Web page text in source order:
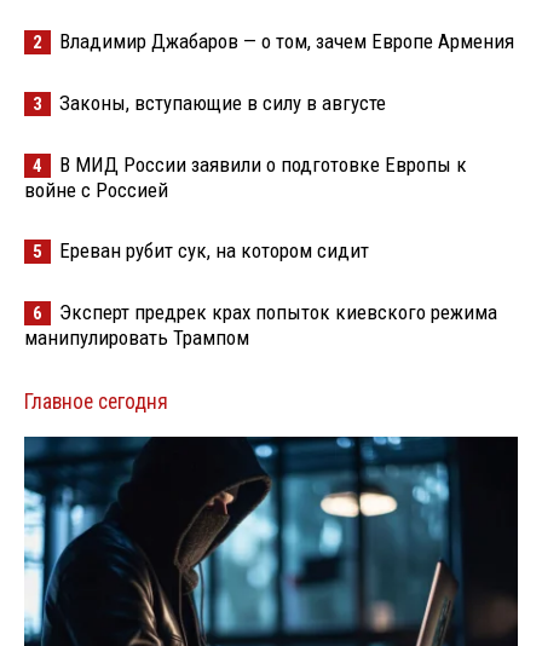
2 Владимир Джабаров — о том, зачем Европе Армения
3 Законы, вступающие в силу в августе
4
В МИД России заявили о подготовке Европы к
войне с Россией
5 Ереван рубит сук, на котором сидит
6
Эксперт предрек крах попыток киевского режима
манипулировать Трампом
Главное сегодня